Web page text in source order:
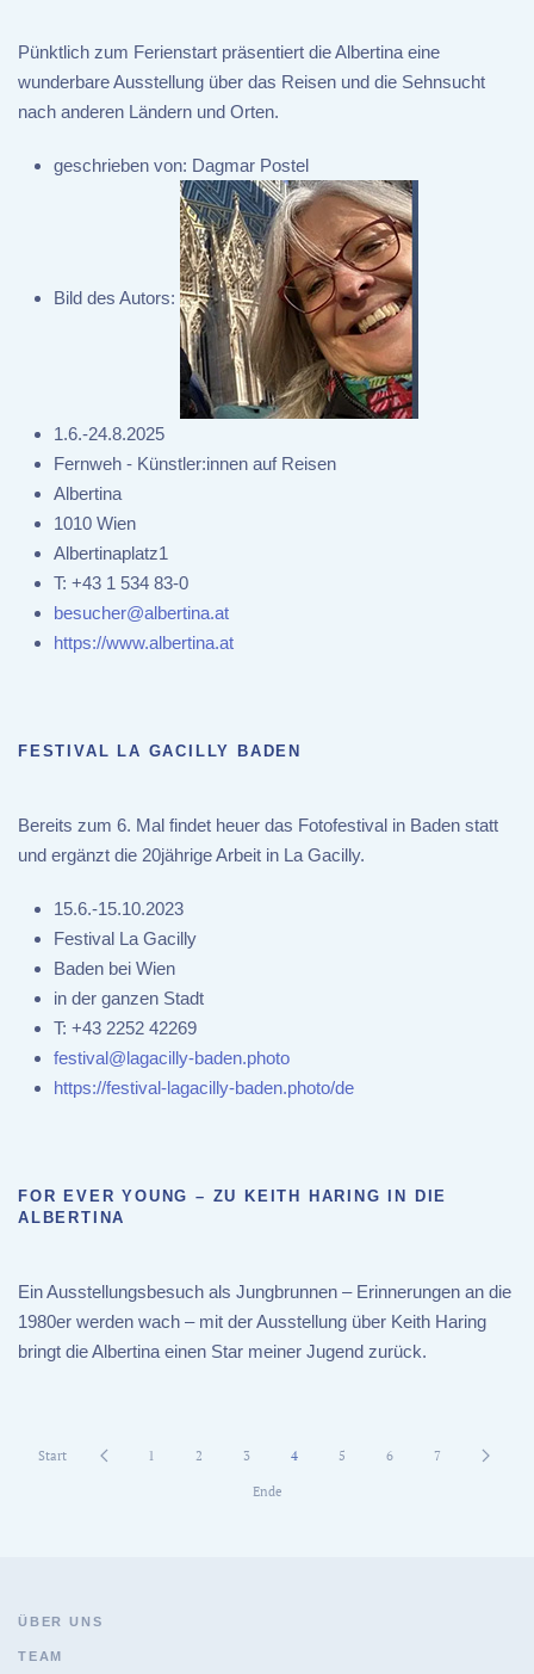
Pünktlich zum Ferienstart präsentiert die Albertina eine
wunderbare Ausstellung über das Reisen und die Sehnsucht
nach anderen Ländern und Orten.
geschrieben von: Dagmar Postel
Bild des Autors:
1.6.-24.8.2025
Fernweh - Künstler:innen auf Reisen
Albertina
1010 Wien
Albertinaplatz1
T: +43 1 534 83-0
besucher@albertina.at
https://www.albertina.at
FESTIVAL LA GACILLY BADEN
Bereits zum 6. Mal findet heuer das Fotofestival in Baden statt
und ergänzt die 20jährige Arbeit in La Gacilly.
15.6.-15.10.2023
Festival La Gacilly
Baden bei Wien
in der ganzen Stadt
T: +43 2252 42269
festival@lagacilly-baden.photo
https://festival-lagacilly-baden.photo/de
FOR EVER YOUNG – ZU KEITH HARING IN DIE
ALBERTINA
Ein Ausstellungsbesuch als Jungbrunnen – Erinnerungen an die
1980er werden wach – mit der Ausstellung über Keith Haring
bringt die Albertina einen Star meiner Jugend zurück.
Start 1 2 3 4 5 6 7
Ende
ÜBER UNS
TEAM